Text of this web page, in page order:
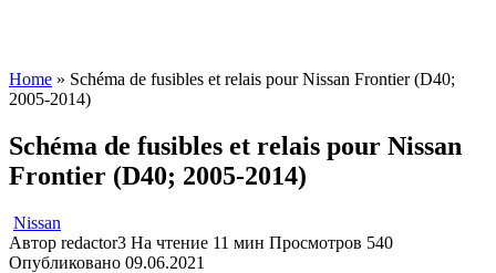
Home » Schéma de fusibles et relais pour Nissan Frontier (D40;
2005-2014)
Schéma de fusibles et relais pour Nissan
Frontier (D40; 2005-2014)
Nissan
Автор redactor3 На чтение 11 мин Просмотров 540
Опубликовано 09.06.2021